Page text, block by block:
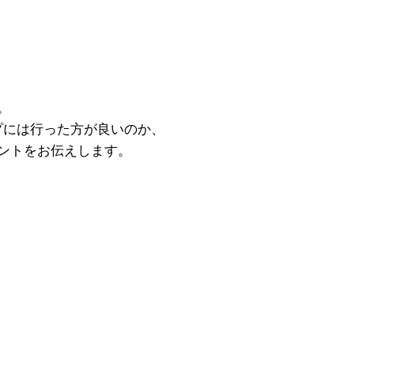
は行った方が良いのか、
をお伝えします。